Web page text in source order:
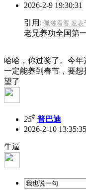
2026-2-9 19:30:31
引用: 孤独看客 发表
老兄养功全国第
哈哈，你过奖了。今
一定能养到春节，要
望了
25# 普巴迪
2026-2-10 13:35:35
牛逼